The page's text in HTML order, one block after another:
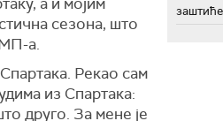
сезона, што
а.
Рекао сам
из Спартака:
друго. За мене је